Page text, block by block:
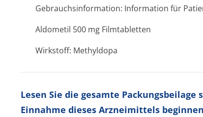
Gebrauchsinformation: Information für
Aldometil 500 mg Filmtabletten
Wirkstoff: Methyldopa
Lesen Sie die gesamte
Einnahme dieses Arzneimittels